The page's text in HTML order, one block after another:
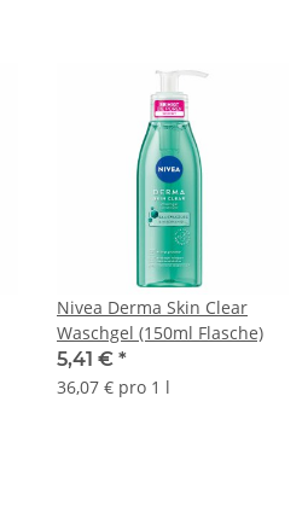
Nivea Derma Skin Clear
Waschgel (150ml Flasche)
5,41 € *
36,07 € pro 1 l